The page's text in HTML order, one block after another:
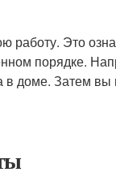
работу. Это
порядке.
в доме. Затем